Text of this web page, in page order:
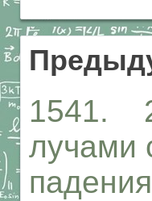
1541.
лучами